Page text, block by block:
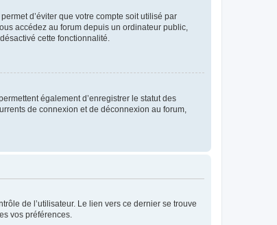
d’éviter que votre compte soit utilisé par
accédez au forum depuis un ordinateur public,
cette fonctionnalité.
également d’enregistrer le statut des
de connexion et de déconnexion au forum,
de l’utilisateur. Le lien vers ce dernier se trouve
vos préférences.